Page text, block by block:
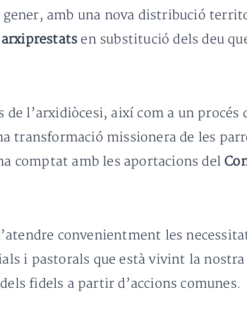
amb una nova distribució
en substitució dels deu
l’arxidiòcesi, així com a un procés
transformació missionera de les
comptat amb les aportacions del
convenientment les
i pastorals que està vivint la
fidels a partir d’accions comunes.